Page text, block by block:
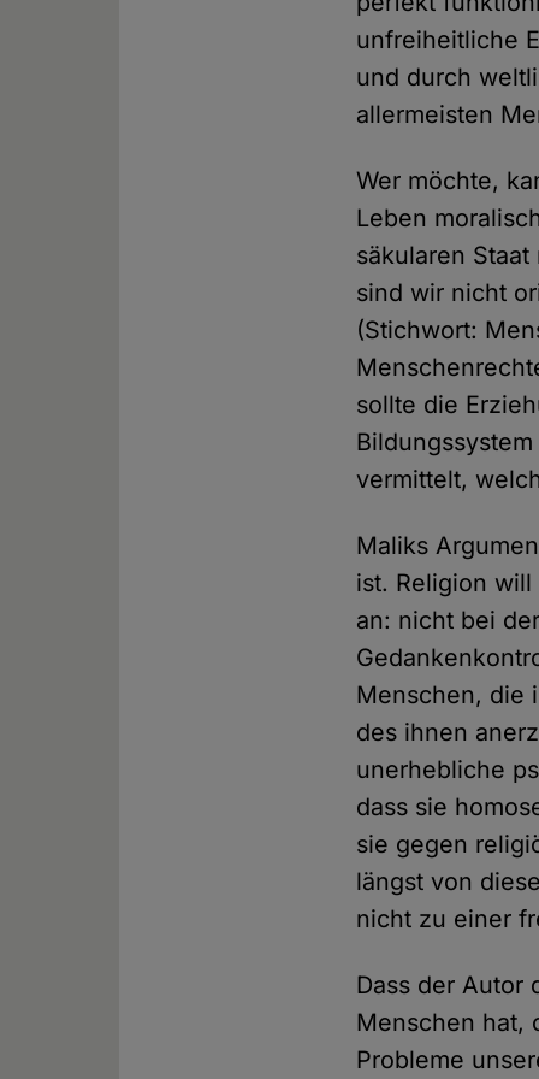
unfreiheitliche
und durch
allermeisten
Wer möchte,
Leben
säkularen
sind wir nicht
(Stichwort:
sollte die
vermittelt,
Maliks
ist. Religion
an: nicht bei
Menschen, die
des ihnen
unerhebliche
dass sie
sie gegen
längst von
nicht zu einer
Dass der Autor
Menschen hat,
Probleme